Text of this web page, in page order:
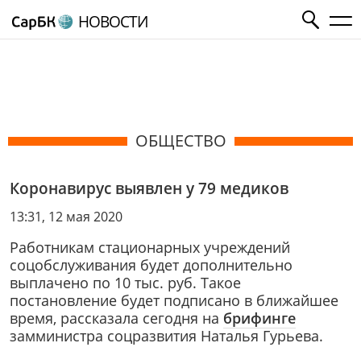
НОВОСТИ
ОБЩЕСТВО
Коронавирус выявлен у 79 медиков
13:31, 12 мая 2020
Работникам стационарных учреждений
соцобслуживания будет дополнительно
выплачено по 10 тыс. руб. Такое
постановление будет подписано в ближайшее
время, рассказала сегодня на брифинге
замминистра соцразвития Наталья Гурьева.